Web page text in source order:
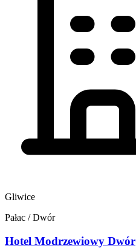
Gliwice
Pałac / Dwór
Hotel Modrzewiowy Dwór